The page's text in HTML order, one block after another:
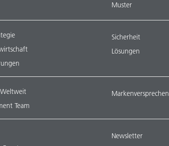
Muster
Sicherheit
Lösungen
Team
Markenversprechen
Newsletter